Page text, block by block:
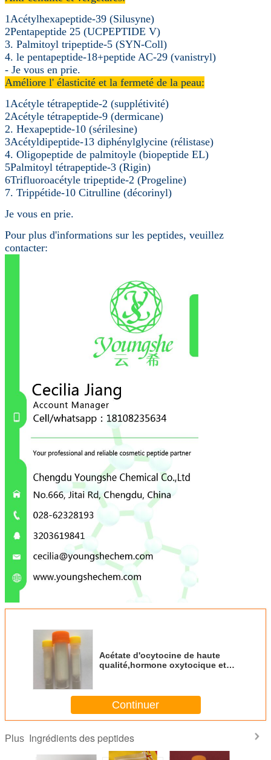
1Acétylhexapeptide-39 (Silusyne)
2Pentapeptide 25 (UCPEPTIDE V)
3. Palmitoyl tripeptide-5 (SYN-Coll)
4. le pentapeptide-18+peptide AC-29 (vanistryl)
- Je vous en prie.
Améliore l' élasticité et la fermeté de la peau:
1Acétyle tétrapeptide-2 (supplétivité)
2Acétyle tétrapeptide-9 (dermicane)
2. Hexapeptide-10 (sérilesine)
3Acétyldipeptide-13 diphénylglycine (rélistase)
4. Oligopeptide de palmitoyle (biopeptide EL)
5Palmitoyl tétrapeptide-3 (Rigin)
6Trifluoroacétyle tripeptide-2 (Progeline)
7. Trippétide-10 Citrulline (décorinyl)
Je vous en prie.
Pour plus d'informations sur les peptides, veuillez
contacter:
Acétate d'ocytocine de haute
qualité,hormone oxytocique et
Continuer
Plus Ingrédients des peptides